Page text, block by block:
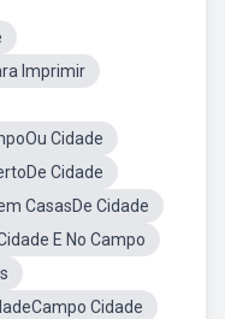
Imprimir
Cidade
Cidade
CasasDe Cidade
E No Campo
Cidade